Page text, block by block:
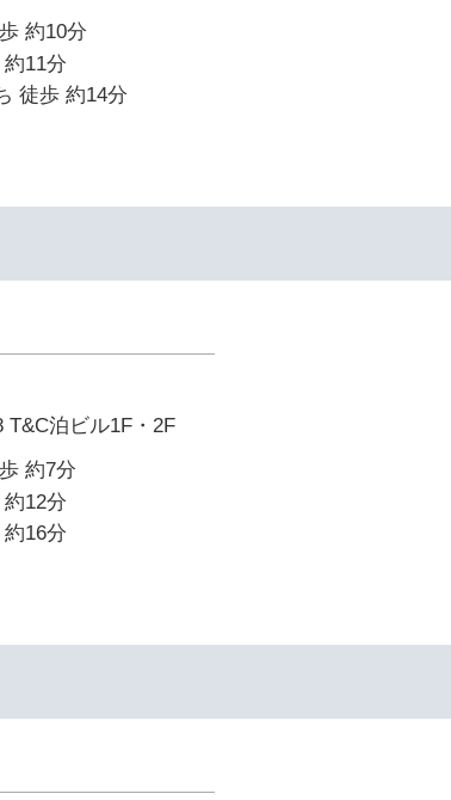
約10分
11分
徒歩 約14分
T&C泊ビル1F・2F
約7分
12分
16分